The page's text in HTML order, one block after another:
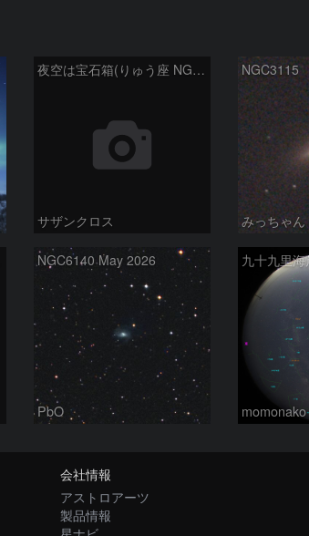
夜空は宝石箱(りゅう座 NGC6503) Seestar50
サザンクロス
NGC3115
みっちゃん
NGC6140 May 2026
PbO momonako
会社情報
アストロアーツ
製品情報